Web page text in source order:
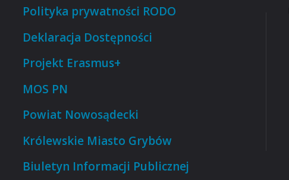
Polityka prywatności RODO
Deklaracja Dostępności
Projekt Erasmus+
MOS PN
Powiat Nowosądecki
Królewskie Miasto Grybów
Biuletyn Informacji Publicznej